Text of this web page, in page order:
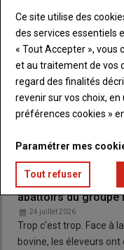
ouvriront
:Pascal
leGAECde
André-en-
À lire aussi :
des Monts du
Les éleveurs de
abattoirs du groupe
24 juillet 2026
Trop c'est trop. Face à
bovine, les éleveurs
Ce site utilise des
des services essentiels
« Tout Accepter », vous
et au traitement de vos
regard des finalités
revenir sur vos choix,
préférences cookies »
Paramétrer mes
Tout refuser